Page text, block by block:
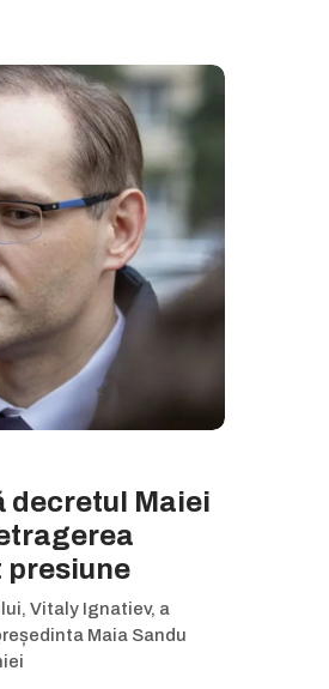
decretul Maiei
presiune
Vitaly Ignatiev, a
Maia Sandu